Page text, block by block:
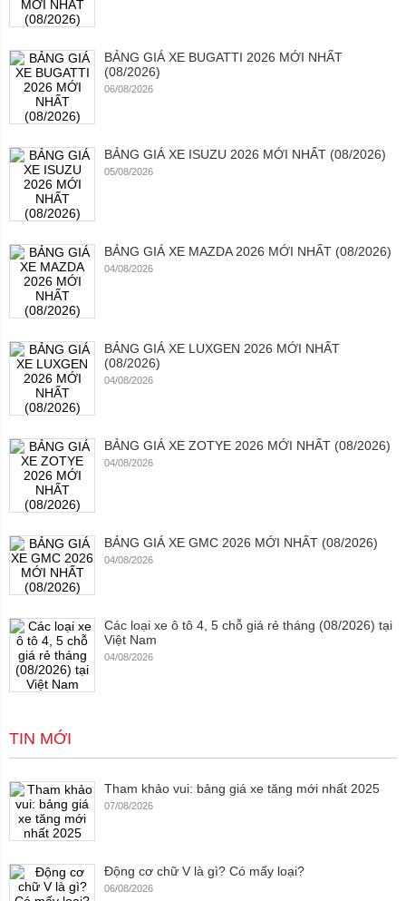
BẢNG GIÁ XE BUGATTI 2026 MỚI NHẤT
(08/2026)
06/08/2026
BẢNG GIÁ XE ISUZU 2026 MỚI NHẤT (08/2026)
05/08/2026
BẢNG GIÁ XE MAZDA 2026 MỚI NHẤT (08/2026)
04/08/2026
BẢNG GIÁ XE LUXGEN 2026 MỚI NHẤT
(08/2026)
04/08/2026
BẢNG GIÁ XE ZOTYE 2026 MỚI NHẤT (08/2026)
04/08/2026
BẢNG GIÁ XE GMC 2026 MỚI NHẤT (08/2026)
04/08/2026
Các loại xe ô tô 4, 5 chỗ giá rẻ tháng (08/2026) tại
Việt Nam
04/08/2026
TIN MỚI
Tham khảo vui: bảng giá xe tăng mới nhất 2025
07/08/2026
Động cơ chữ V là gì? Có mấy loại?
06/08/2026